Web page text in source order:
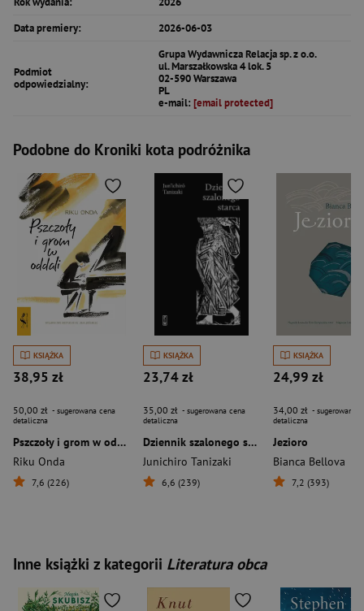
Data premiery:
2026-06-03
Podmiot
odpowiedzialny:
Grupa Wydawnicza Relacja sp. z o.o.
ul. Marszałkowska 4 lok. 5
02-590 Warszawa
PL
e-mail: [email protected]
Podobne do Kroniki kota podróżnika
KSIĄŻKA
38,95 zł
50,00 zł - sugerowana cena
detaliczna
Pszczoły i grom w oddali
Riku Onda
7,6 (226)
KSIĄŻKA
23,74 zł
35,00 zł - sugerowana cena
detaliczna
Dziennik szalonego starca
Junichiro Tanizaki
6,6 (239)
KSIĄŻKA
24,99 zł
34,00 zł - sugerowana
detaliczna
Jezioro
Bianca Bellova
7,2 (393)
Inne książki z kategorii Literatura obca